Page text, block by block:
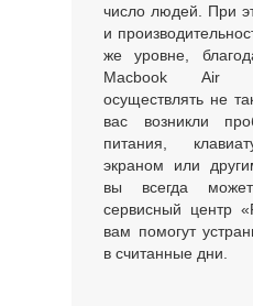
число людей. При
и
же уровне,
Macbook Air
осуществлять не
вас возникли
питания,
экраном или
вы всегда
сервисный центр
вам помогут
в считанные дни.